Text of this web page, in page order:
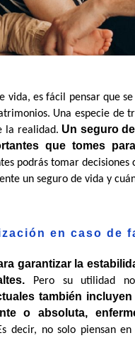
vida, es fácil pensar que
Una especie de
la realidad. Un seguro
que tomes
podrás tomar decisiones
un seguro de vida y
en caso de
garantizar la
Pero su utilidad
también
o absoluta,
decir, no solo piensan